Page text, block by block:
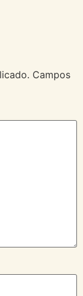
Campos